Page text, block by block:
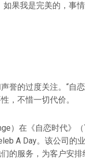
果我是完美的，事
誉的过度关注。“自
，不惜一切代价。
）在《自恋时代》
A Day。该公司的
的服务，为客户安